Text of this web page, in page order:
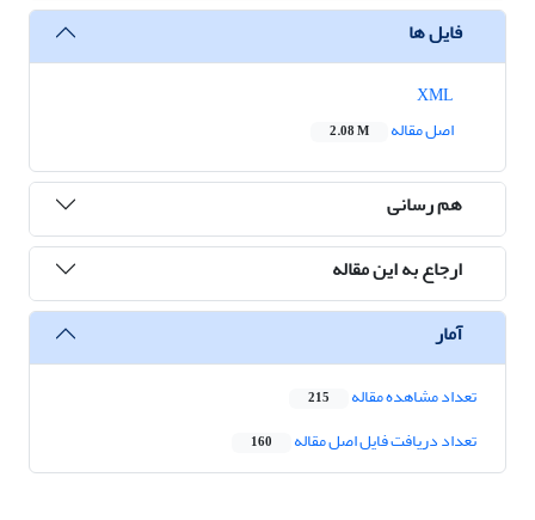
فایل ها
اصل مقاله
2.08 M
هم رسانی
ارجاع به این مقاله
آمار
تعداد مشاهده مقاله 215
تعداد دریافت فایل اصل مقاله 160